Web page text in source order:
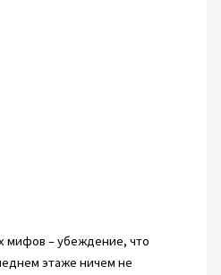
мифов – убеждение, что
этаже ничем не